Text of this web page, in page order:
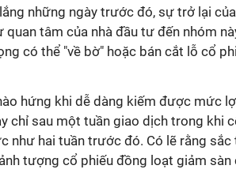
những ngày trước đó, sự trở lại
quan tâm của nhà đầu tư đến nhóm
có thể "về bờ" hoặc bán cắt lỗ cổ
hứng khi dễ dàng kiếm được mức
chỉ sau một tuần giao dịch trong khi
như hai tuần trước đó. Có lẽ rằng sắc
tượng cổ phiếu đồng loạt giảm sàn